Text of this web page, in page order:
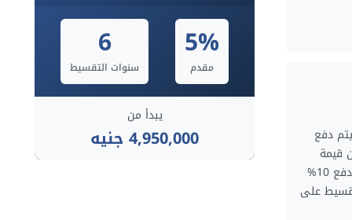
دفع
أو دفع 5% من قيمة
الوحدة والتقسيط على 7 سنوات. أو دفع 10%
على
5%
مقدم
6
سنوات التقسيط
يبدأ من
4,950,000 جنيه